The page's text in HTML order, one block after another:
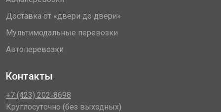
Доставка от «двери до двери»
Мультимодальные перевозки
Автоперевозки
Контакты
+7 (423) 202-8698
Круглосуточно (без выходных)